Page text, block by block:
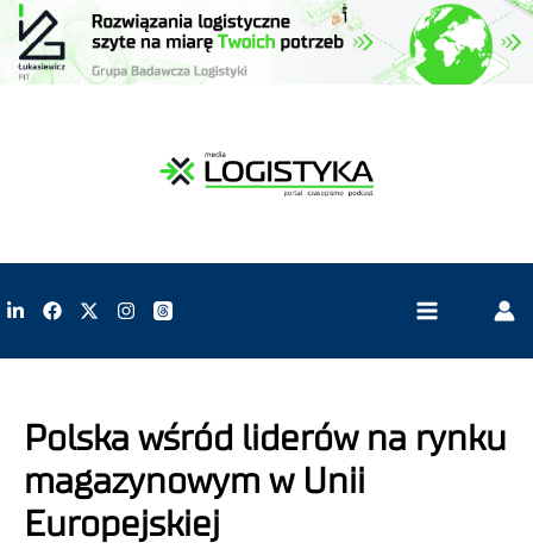
Polska wśród liderów na rynku
magazynowym w Unii
Europejskiej